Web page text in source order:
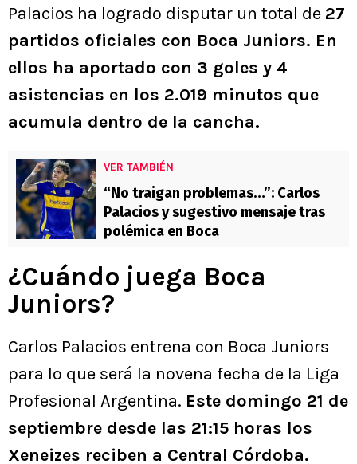
Palacios ha logrado disputar un total de 27
partidos oficiales con Boca Juniors. En
ellos ha aportado con 3 goles y 4
asistencias en los 2.019 minutos que
acumula dentro de la cancha.
VER TAMBIÉN
“No traigan problemas…”: Carlos
Palacios y sugestivo mensaje tras
polémica en Boca
¿Cuándo juega Boca
Juniors?
Carlos Palacios entrena con Boca Juniors
para lo que será la novena fecha de la Liga
Profesional Argentina. Este domingo 21 de
septiembre desde las 21:15 horas los
Xeneizes reciben a Central Córdoba.